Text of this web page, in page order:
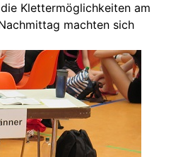
Klettermöglichkeiten am
machten sich